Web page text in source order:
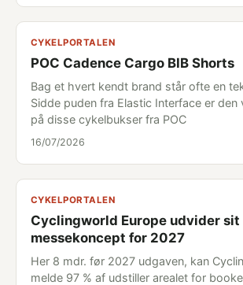
CYKELPORTALEN
POC Cadence Cargo BIB Shorts
Bag et hvert kendt brand står ofte en
Sidde puden fra Elastic Interface er den
på disse cykelbukser fra POC
16/07/2026
CYKELPORTALEN
Cyclingworld Europe udvider sit
messekoncept for 2027
Her 8 mdr. før 2027 udgaven, kan
melde 97 % af udstiller arealet for